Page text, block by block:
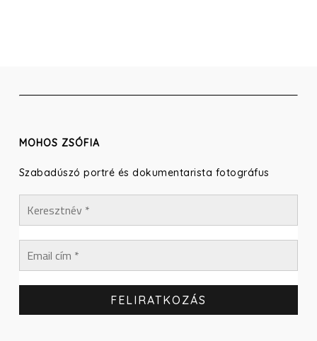
MOHOS ZSÓFIA
Szabadúszó portré és dokumentarista fotográfus